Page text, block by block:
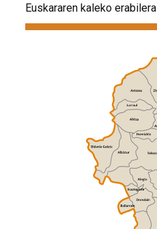
Euskararen kaleko erabilera